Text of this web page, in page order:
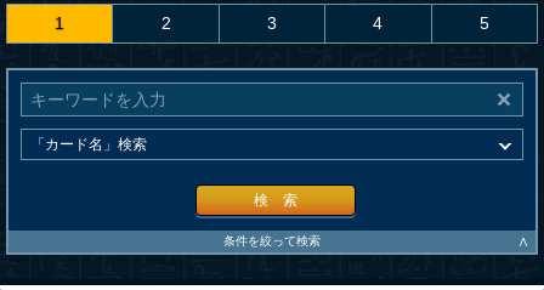
1 2 3 4 5
検 索
条件を絞って検索 ∧